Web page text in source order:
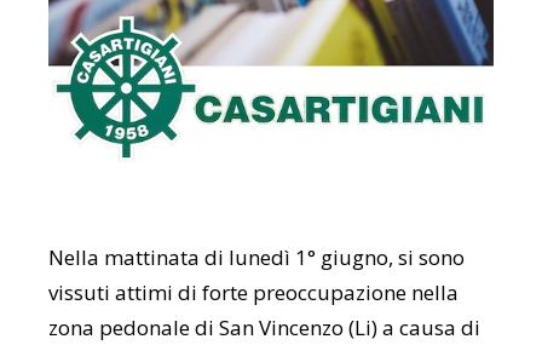
Nella mattinata di lunedì 1° giugno, si sono
vissuti attimi di forte preoccupazione nella
zona pedonale di San Vincenzo (Li) a causa di